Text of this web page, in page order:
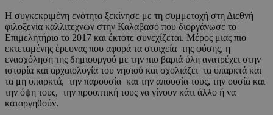
Η συγκεκριμένη ενότητα ξεκίνησε με τη συμμετοχή στη Διεθνή
φιλοξενία καλλιτεχνών στην Καλαβασό που διοργάνωσε το
Επιμελητήριο το 2017 και έκτοτε συνεχίζεται. Μέρος μιας πιο
εκτεταμένης έρευνας που αφορά τα στοιχεία της φύσης, η
ενασχόληση της δημιουργού με την πιο βαριά ύλη ανατρέχει στην
ιστορία και αρχαιολογία του νησιού και σχολιάζει τα υπαρκτά και
τα μη υπαρκτά, την παρουσία και την απουσία τους, την ουσία και
την όψη τους, την προοπτική τους να γίνουν κάτι άλλο ή να
καταργηθούν.